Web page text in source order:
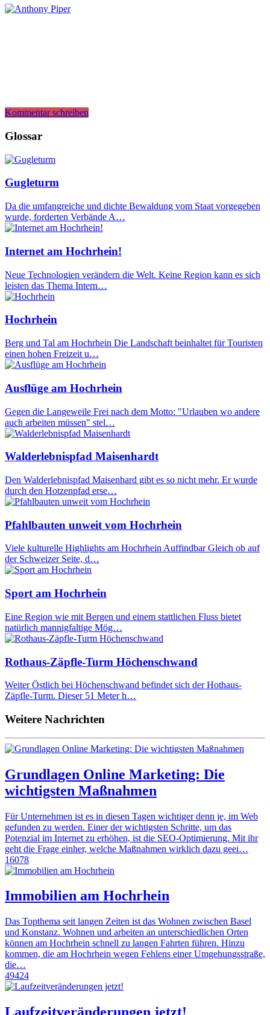
Kommentar schreiben
Glossar
Gugleturm
Da die umfangreiche und dichte Bewaldung vom Staat vorgegeben
wurde, forderten Verbände A…
Internet am Hochrhein!
Neue Technologien verändern die Welt. Keine Region kann es sich
leisten das Thema Intern…
Hochrhein
Berg und Tal am Hochrhein Die Landschaft beinhaltet für Touristen
einen hohen Freizeit u…
Ausflüge am Hochrhein
Gegen die Langeweile Frei nach dem Motto: "Urlauben wo andere
auch arbeiten müssen" stel…
Walderlebnispfad Maisenhardt
Den Walderlebnispfad Maisenhard gibt es so nicht mehr. Er wurde
durch den Hotzenpfad erse…
Pfahlbauten unweit vom Hochrhein
Viele kulturelle Highlights am Hochrhein Auffindbar Gleich ob auf
der Schweizer Seite, d…
Sport am Hochrhein
Eine Region wie mit Bergen und einem stattlichen Fluss bietet
natürlich mannigfaltige Mög…
Rothaus-Zäpfle-Turm Höchenschwand
Weiter Östlich bei Höchenschwand befindet sich der Hothaus-
Zäpfle-Turm. Dieser 51 Meter h…
Weitere Nachrichten
Grundlagen Online Marketing: Die
wichtigsten Maßnahmen
Für Unternehmen ist es in diesen Tagen wichtiger denn je, im Web
gefunden zu werden. Einer der wichtigsten Schritte, um das
Potenzial im Internet zu erhöhen, ist die SEO-Optimierung. Mit ihr
geht die Frage einher, welche Maßnahmen wirklich dazu geei…
16078
Immobilien am Hochrhein
Das Topthema seit langen Zeiten ist das Wohnen zwischen Basel
und Konstanz. Wohnen und arbeiten an unterschiedlichen Orten
können am Hochrhein schnell zu langen Fahrten führen. Hinzu
kommen, die am Hochrhein wegen Fehlens einer Umgehungsstraße,
die…
49424